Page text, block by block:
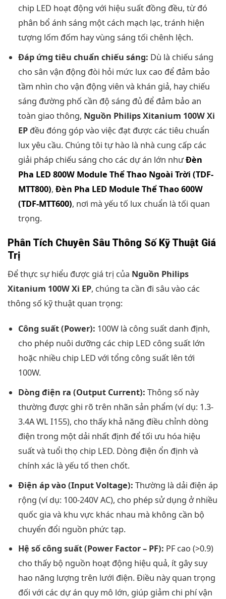
chip LED hoạt động với hiệu suất đồng đều, từ đó
phân bổ ánh sáng một cách mạch lạc, tránh hiện
tượng lốm đốm hay vùng sáng tối chênh lệch.
Đáp ứng tiêu chuẩn chiếu sáng: Dù là chiếu sáng
cho sân vận động đòi hỏi mức lux cao để đảm bảo
tầm nhìn cho vận động viên và khán giả, hay chiếu
sáng đường phố cần độ sáng đủ để đảm bảo an
toàn giao thông, Nguồn Philips Xitanium 100W Xi
EP đều đóng góp vào việc đạt được các tiêu chuẩn
lux yêu cầu. Chúng tôi tự hào là nhà cung cấp các
giải pháp chiếu sáng cho các dự án lớn nhưĐèn
Pha LED 800W Module Thể Thao Ngoài Trời (TDF-
MTT800),Đèn Pha LED Module Thể Thao 600W
(TDF-MTT600), nơi mà yếu tố lux chuẩn là tối quan
trọng.
Phân Tích Chuyên Sâu Thông Số Kỹ Thuật Giá
Trị
Để thực sự hiểu được giá trị của Nguồn Philips
Xitanium 100W Xi EP, chúng ta cần đi sâu vào các
thông số kỹ thuật quan trọng:
Công suất (Power): 100W là công suất danh định,
cho phép nuôi dưỡng các chip LED công suất lớn
hoặc nhiều chip LED với tổng công suất lên tới
100W.
Dòng điện ra (Output Current): Thông số này
thường được ghi rõ trên nhãn sản phẩm (ví dụ: 1.3-
3.4A WL I155), cho thấy khả năng điều chỉnh dòng
điện trong một dải nhất định để tối ưu hóa hiệu
suất và tuổi thọ chip LED. Dòng điện ổn định và
chính xác là yếu tố then chốt.
Điện áp vào (Input Voltage): Thường là dải điện áp
rộng (ví dụ: 100-240V AC), cho phép sử dụng ở nhiều
quốc gia và khu vực khác nhau mà không cần bộ
chuyển đổi nguồn phức tạp.
Hệ số công suất (Power Factor – PF): PF cao (>0.9)
cho thấy bộ nguồn hoạt động hiệu quả, ít gây suy
hao năng lượng trên lưới điện. Điều này quan trọng
đối với các dự án quy mô lớn, giúp giảm chi phí vận